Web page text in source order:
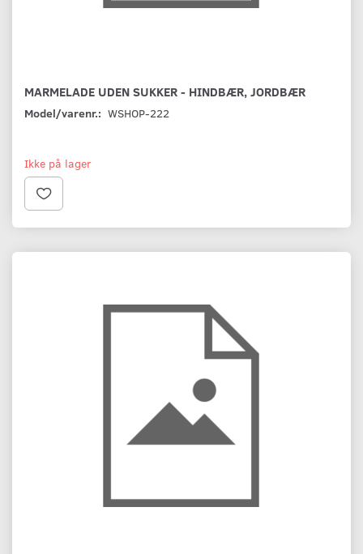
MARMELADE UDEN SUKKER - HINDBÆR, JORDBÆR
Model/varenr.: WSHOP-222
Ikke på lager